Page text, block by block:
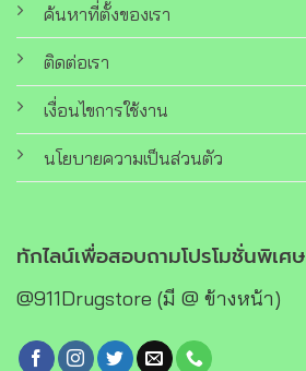
ค้นหาที่ตั้งของเรา
ติดต่อเรา
เงื่อนไขการใช้งาน
นโยบายความเป็นส่วนตัว
ทักไลน์เพื่อสอบถามโปรโมชั่นพิเศษ
@911Drugstore (มี @ ข้างหน้า)